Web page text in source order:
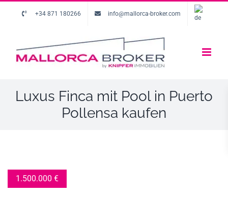
+34 871 180266 info@mallorca-broker.com
Luxus Finca mit Pool in Puerto
Pollensa kaufen
1.500.000 €